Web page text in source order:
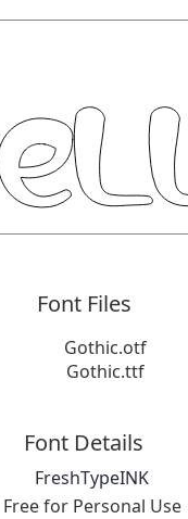
Font Files
Gothic.otf
Gothic.ttf
Font Details
FreshTypeINK
Free for Personal Use